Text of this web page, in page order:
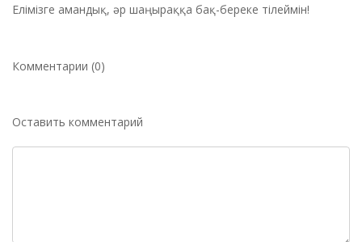
Елімізге амандық, әр шаңыраққа бақ-береке тілеймін!
Комментарии (0)
Оставить комментарий